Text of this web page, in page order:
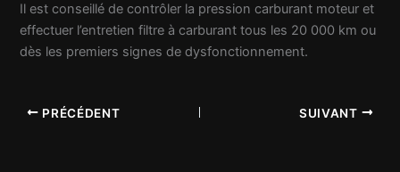
Il est conseillé de contrôler la pression carburant moteur et
effectuer l’entretien filtre à carburant tous les 20 000 km ou
dès les premiers signes de dysfonctionnement.
PRÉCÉDENT SUIVANT